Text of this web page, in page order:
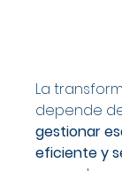
La
depende
gestionar
eficiente y